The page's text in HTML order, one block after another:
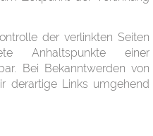
der verlinkten Seiten
Anhaltspunkte einer
Bei Bekanntwerden von
derartige Links umgehend